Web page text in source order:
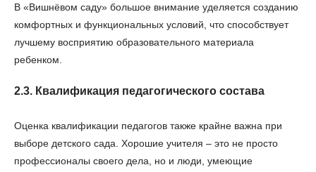
В «Вишнёвом саду» большое внимание уделяется созданию
комфортных и функциональных условий, что способствует
лучшему восприятию образовательного материала
ребенком.
2.3. Квалификация педагогического состава
Оценка квалификации педагогов также крайне важна при
выборе детского сада. Хорошие учителя – это не просто
профессионалы своего дела, но и люди, умеющие